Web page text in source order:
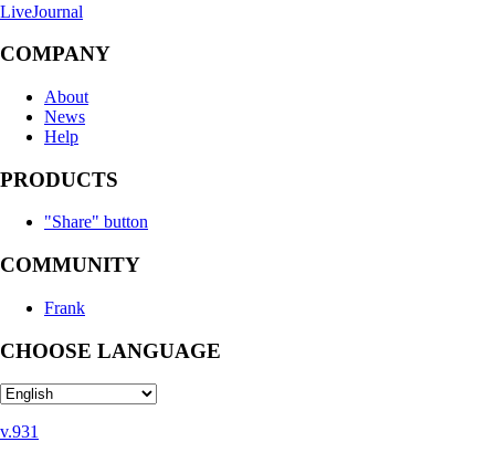
LiveJournal
COMPANY
About
News
Help
PRODUCTS
"Share" button
COMMUNITY
Frank
CHOOSE LANGUAGE
v.931